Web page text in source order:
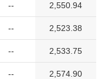
-- 2,550.94
-- 2,523.38
-- 2,533.75
-- 2,574.90